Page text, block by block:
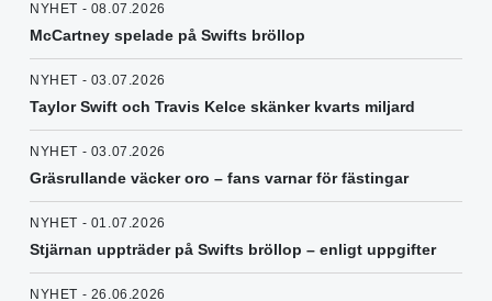
NYHET - 08.07.2026
McCartney spelade på Swifts bröllop
NYHET - 03.07.2026
Taylor Swift och Travis Kelce skänker kvarts miljard
NYHET - 03.07.2026
Gräsrullande väcker oro – fans varnar för fästingar
NYHET - 01.07.2026
Stjärnan uppträder på Swifts bröllop – enligt uppgifter
NYHET - 26.06.2026